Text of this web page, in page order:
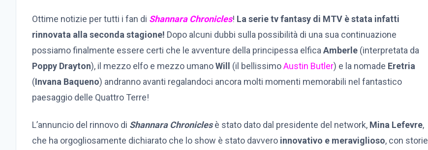
Ottime notizie per tutti i fan di Shannara Chronicles! La serie tv fantasy di MTV è stata infatti
rinnovata alla seconda stagione! Dopo alcuni dubbi sulla possibilità di una sua continuazione
possiamo finalmente essere certi che le avventure della principessa elfica Amberle (interpretata da
Poppy Drayton), il mezzo elfo e mezzo umanoWill (il bellissimoAustin Butler) e la nomade Eretria
(Invana Baqueno) andranno avanti regalandoci ancora molti momenti memorabili nel fantastico
paesaggio delle Quattro Terre!
L’annuncio del rinnovo di Shannara Chroniclesè stato dato dal presidente del network, Mina Lefevre,
che ha orgogliosamente dichiarato che lo show è stato davvero innovativo e meraviglioso, con storie